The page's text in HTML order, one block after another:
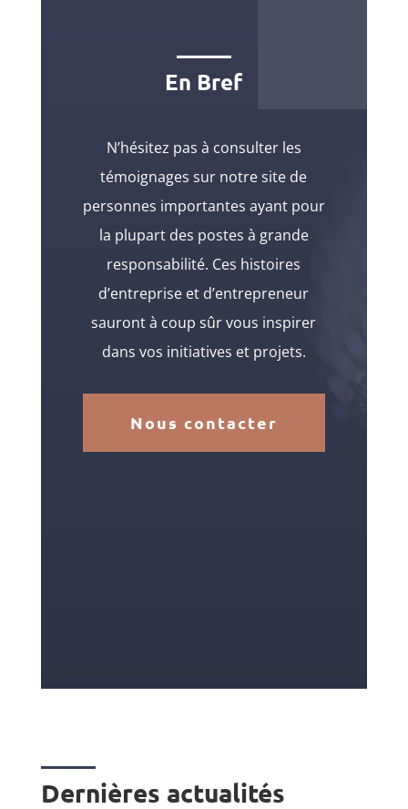
En Bref
N’hésitez pas à consulter les
témoignages sur notre site de
personnes importantes ayant pour
la plupart des postes à grande
responsabilité. Ces histoires
d’entreprise et d’entrepreneur
sauront à coup sûr vous inspirer
dans vos initiatives et projets.
Nous contacter
Dernières actualités